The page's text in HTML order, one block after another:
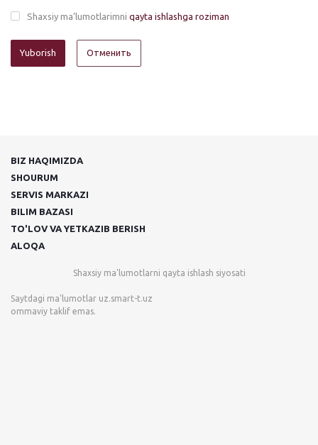
Shaxsiy ma’lumotlarimni qayta ishlashga roziman
Отменить
BIZ HAQIMIZDA
SHOURUM
SERVIS MARKAZI
BILIM BAZASI
TO'LOV VA YETKAZIB BERISH
ALOQA
Shaxsiy ma'lumotlarni qayta ishlash siyosati
Saytdagi ma'lumotlar uz.smart-t.uz
ommaviy taklif emas.